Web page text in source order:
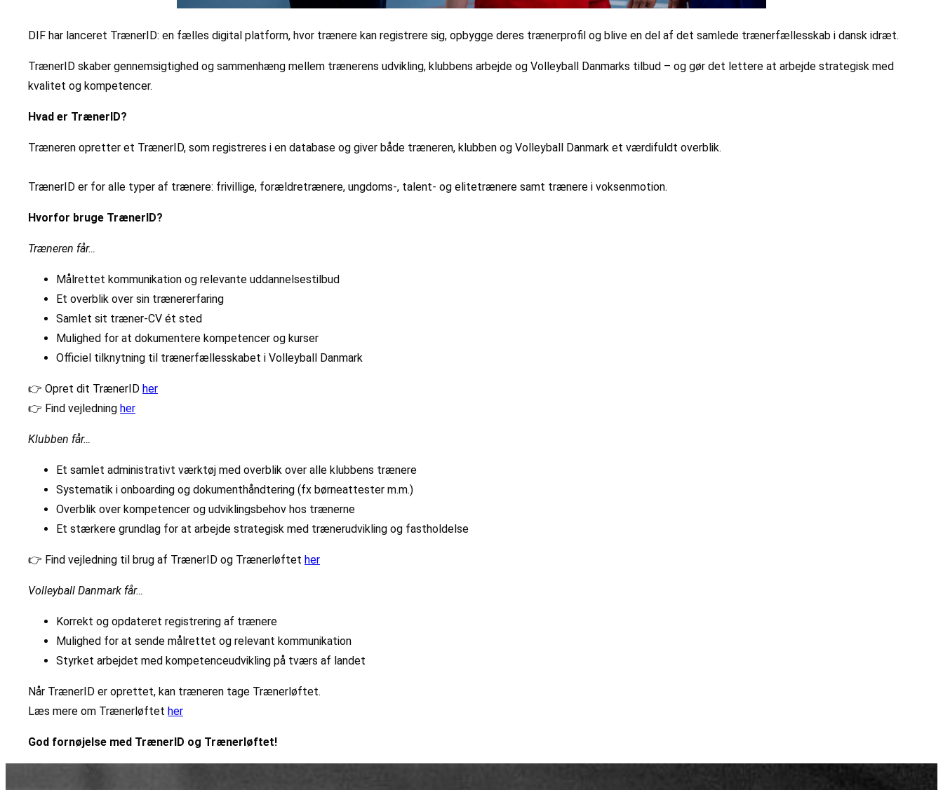
DIF har lanceret TrænerID: en fælles digital platform, hvor trænere kan registrere sig, opbygge deres trænerprofil og blive en del af det samlede trænerfællesskab i dansk idræt.
TrænerID skaber gennemsigtighed og sammenhæng mellem trænerens udvikling, klubbens arbejde og Volleyball Danmarks tilbud – og gør det lettere at arbejde strategisk med
kvalitet og kompetencer.
Hvad er TrænerID?
Træneren opretter et TrænerID, som registreres i en database og giver både træneren, klubben og Volleyball Danmark et værdifuldt overblik.
TrænerID er for alle typer af trænere: frivillige, forældretrænere, ungdoms-, talent- og elitetrænere samt trænere i voksenmotion.
Hvorfor bruge TrænerID?
Træneren får…
Målrettet kommunikation og relevante uddannelsestilbud
Et overblik over sin trænererfaring
Samlet sit træner-CV ét sted
Mulighed for at dokumentere kompetencer og kurser
Officiel tilknytning til trænerfællesskabet i Volleyball Danmark
👉 Opret dit TrænerID her
👉 Find vejledning her
Klubben får…
Et samlet administrativt værktøj med overblik over alle klubbens trænere
Systematik i onboarding og dokumenthåndtering (fx børneattester m.m.)
Overblik over kompetencer og udviklingsbehov hos trænerne
Et stærkere grundlag for at arbejde strategisk med trænerudvikling og fastholdelse
👉 Find vejledning til brug af TrænerID og Trænerløftet her
Volleyball Danmark får…
Korrekt og opdateret registrering af trænere
Mulighed for at sende målrettet og relevant kommunikation
Styrket arbejdet med kompetenceudvikling på tværs af landet
Når TrænerID er oprettet, kan træneren tage Trænerløftet.
Læs mere om Trænerløftet her
God fornøjelse med TrænerID og Trænerløftet!